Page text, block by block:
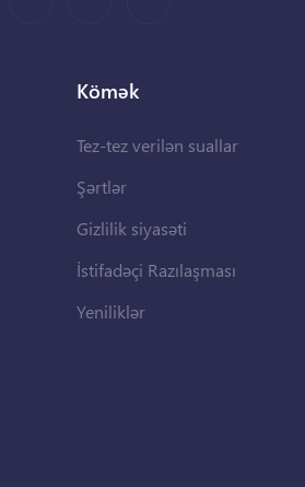
Kömək
Tez-tez verilən suallar
Şərtlər
Gizlilik siyasəti
İstifadəçi Razılaşması
Yeniliklər